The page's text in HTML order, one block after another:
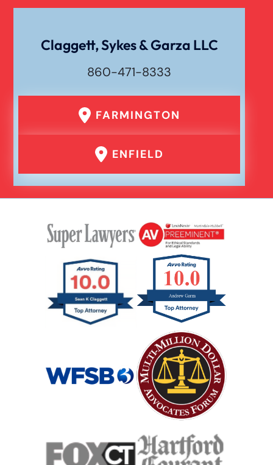
Claggett, Sykes & Garza LLC
860-471-8333
FARMINGTON
ENFIELD